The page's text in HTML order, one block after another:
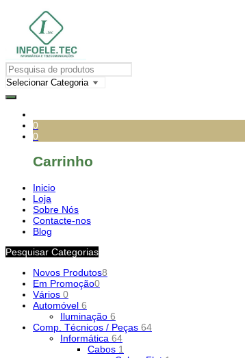
0
0
Carrinho
Inicio
Loja
Sobre Nós
Contacte-nos
Blog
Pesquisar Categorias
Novos Produtos8
Em Promoção0
Vários 0
Automóvel 6
Iluminação 6
Comp. Técnicos / Peças 64
Informática 64
Cabos 1